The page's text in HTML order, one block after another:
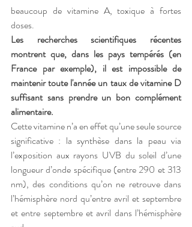
beaucoup de vitamine A, toxique à fortes
doses.
Les recherches scientifiques récentes
montrent que, dans les pays tempérés (en
France par exemple), il est impossible de
maintenir toute l'année un taux de vitamine D
suffisant sans prendre un bon complément
alimentaire.
Cette vitamine n’a en effet qu’une seule source
significative : la synthèse dans la peau via
l’exposition aux rayons UVB du soleil d’une
longueur d’onde spécifique (entre 290 et 313
nm), des conditions qu’on ne retrouve dans
l’hémisphère nord qu’entre avril et septembre
et entre septembre et avril dans l’hémisphère